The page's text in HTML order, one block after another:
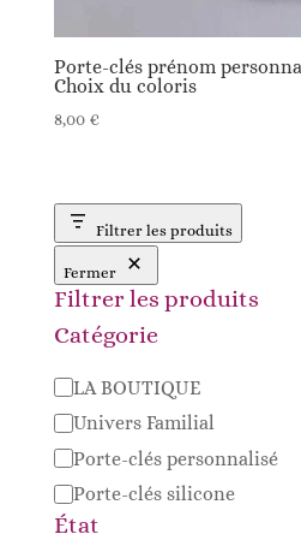
Porte-clés prénom
Choix du coloris
8,00 €
Filtrer les produits
Fermer
Filtrer les produits
Catégorie
Catégorie
LA BOUTIQUE
Univers Familial
Porte-clés personnalisé
Porte-clés silicone
État